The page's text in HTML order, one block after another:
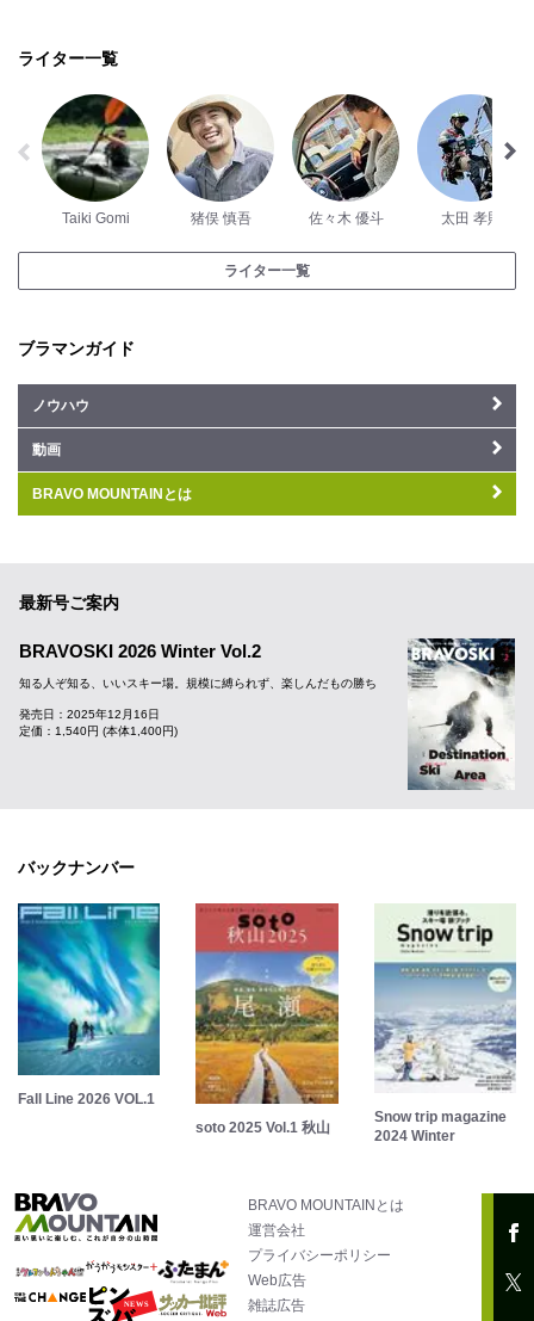
ライター一覧
Taiki Gomi 猪俣 慎吾 佐々木 優斗 太田 孝則
ライター一覧
ブラマンガイド
ノウハウ
動画
BRAVO MOUNTAINとは
最新号ご案内
BRAVOSKI 2026 Winter Vol.2
知る人ぞ知る、いいスキー場。規模に縛られず、楽しんだもの勝ち
発売日：2025年12月16日
定価：1,540円 (本体1,400円)
バックナンバー
Fall Line 2026 VOL.1
soto 2025 Vol.1 秋山
Snow trip magazine
2024 Winter
BRAVO MOUNTAINとは
運営会社
プライバシーポリシー
Web広告
雑誌広告